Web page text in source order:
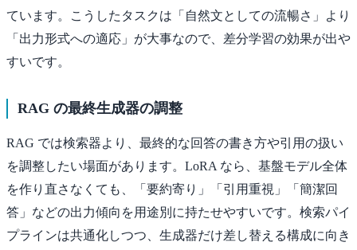
ています。こうしたタスクは「自然文としての流暢さ」より
「出力形式への適応」が大事なので、差分学習の効果が出や
すいです。
RAG の最終生成器の調整
RAG では検索器より、最終的な回答の書き方や引用の扱い
を調整したい場面があります。LoRA なら、基盤モデル全体
を作り直さなくても、「要約寄り」「引用重視」「簡潔回
答」などの出力傾向を用途別に持たせやすいです。検索パイ
プラインは共通化しつつ、生成器だけ差し替える構成に向き